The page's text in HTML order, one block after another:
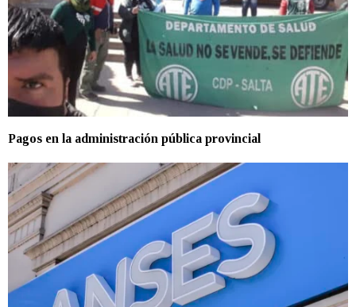
Pagos en la administración pública provincial